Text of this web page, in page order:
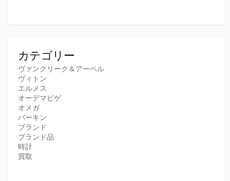
カテゴリー
ヴァンクリーク＆アーペル
ヴィトン
エルメス
オーデマピゲ
オメガ
バーキン
ブランド
ブランド品
時計
買取